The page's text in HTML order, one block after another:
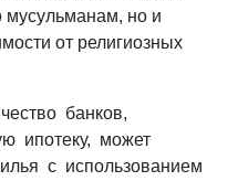
мусульманам, но и
от религиозных
банков,
ипотеку, может
с использованием